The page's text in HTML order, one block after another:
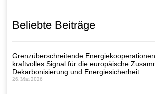
Beliebte Beiträge
Grenzüberschreitende
kraftvolles Signal für die europäische
Dekarbonisierung und Energiesicherheit
26. Mai 2026